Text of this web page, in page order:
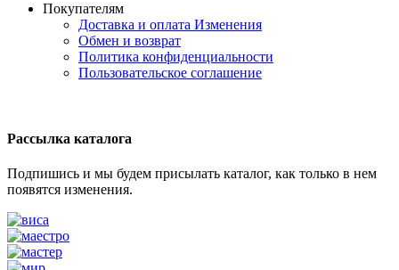
Покупателям
Доставка и оплата Изменения
Обмен и возврат
Политика конфиденциальности
Пользовательское соглашение
Рассылка каталога
Подпишись и мы будем присылать каталог, как только в нем
появятся изменения.